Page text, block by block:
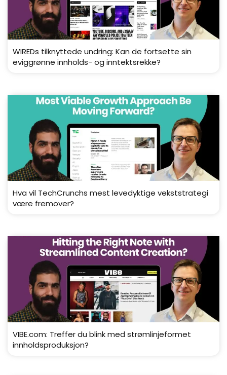
WIREDs tilknyttede undring: Kan de fortsette sin
eviggrønne innholds- og inntektsrekke?
Hva vil TechCrunchs mest levedyktige vekststrategi
være fremover?
VIBE.com: Treffer du blink med strømlinjeformet
innholdsproduksjon?